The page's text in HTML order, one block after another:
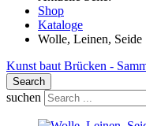
Shop
Kataloge
Wolle, Leinen, Seide
Kunst baut Brücken -
Search
suchen